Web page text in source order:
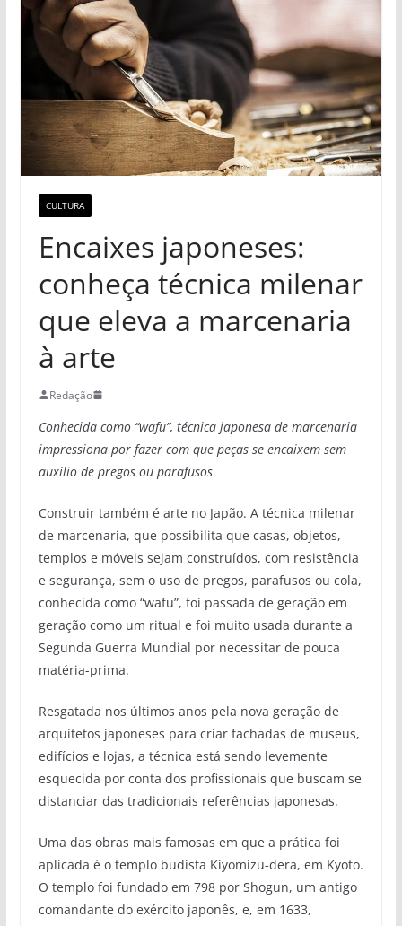
CULTURA
Encaixes japoneses:
conheça técnica milenar
que eleva a marcenaria
à arte
Redação
Conhecida como “wafu”, técnica japonesa de marcenaria
impressiona por fazer com que peças se encaixem sem
auxílio de pregos ou parafusos
Construir também é arte no Japão. A técnica milenar
de marcenaria, que possibilita que casas, objetos,
templos e móveis sejam construídos, com resistência
e segurança, sem o uso de pregos, parafusos ou cola,
conhecida como “wafu”, foi passada de geração em
geração como um ritual e foi muito usada durante a
Segunda Guerra Mundial por necessitar de pouca
matéria-prima.
Resgatada nos últimos anos pela nova geração de
arquitetos japoneses para criar fachadas de museus,
edifícios e lojas, a técnica está sendo levemente
esquecida por conta dos profissionais que buscam se
distanciar das tradicionais referências japonesas.
Uma das obras mais famosas em que a prática foi
aplicada é o templo budista Kiyomizu-dera, em Kyoto.
O templo foi fundado em 798 por Shogun, um antigo
comandante do exército japonês, e, em 1633,